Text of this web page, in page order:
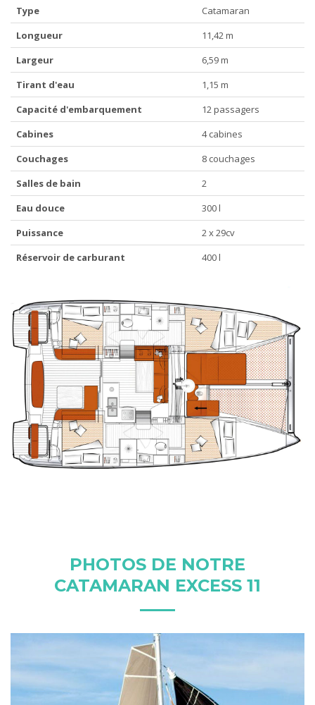
Type
Catamaran
Longueur
11,42 m
Largeur
6,59 m
Tirant d'eau
1,15 m
Capacité d'embarquement
12 passagers
Cabines
4 cabines
Couchages
8 couchages
Salles de bain
2
Eau douce
300 l
Puissance
2 x 29cv
Réservoir de carburant
400 l
PHOTOS DE NOTRE
CATAMARAN EXCESS 11